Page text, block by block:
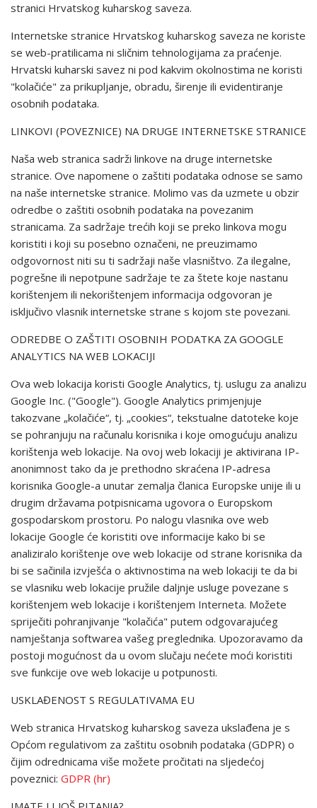
stranici Hrvatskog kuharskog saveza.
Internetske stranice Hrvatskog kuharskog saveza ne koriste
se web-pratilicama ni sličnim tehnologijama za praćenje.
Hrvatski kuharski savez ni pod kakvim okolnostima ne koristi
"kolačiće" za prikupljanje, obradu, širenje ili evidentiranje
osobnih podataka.
LINKOVI (POVEZNICE) NA DRUGE INTERNETSKE STRANICE
Naša web stranica sadrži linkove na druge internetske
stranice. Ove napomene o zaštiti podataka odnose se samo
na naše internetske stranice. Molimo vas da uzmete u obzir
odredbe o zaštiti osobnih podataka na povezanim
stranicama. Za sadržaje trećih koji se preko linkova mogu
koristiti i koji su posebno označeni, ne preuzimamo
odgovornost niti su ti sadržaji naše vlasništvo. Za ilegalne,
pogrešne ili nepotpune sadržaje te za štete koje nastanu
korištenjem ili nekorištenjem informacija odgovoran je
isključivo vlasnik internetske strane s kojom ste povezani.
ODREDBE O ZAŠTITI OSOBNIH PODATKA ZA GOOGLE
ANALYTICS NA WEB LOKACIJI
Ova web lokacija koristi Google Analytics, tj. uslugu za analizu
Google Inc. ("Google"). Google Analytics primjenjuje
takozvane „kolačiće“, tj. „cookies“, tekstualne datoteke koje
se pohranjuju na računalu korisnika i koje omogućuju analizu
korištenja web lokacije. Na ovoj web lokaciji je aktivirana IP-
anonimnost tako da je prethodno skraćena IP-adresa
korisnika Google-a unutar zemalja članica Europske unije ili u
drugim državama potpisnicama ugovora o Europskom
gospodarskom prostoru. Po nalogu vlasnika ove web
lokacije Google će koristiti ove informacije kako bi se
analiziralo korištenje ove web lokacije od strane korisnika da
bi se sačinila izvješća o aktivnostima na web lokaciji te da bi
se vlasniku web lokacije pružile daljnje usluge povezane s
korištenjem web lokacije i korištenjem Interneta. Možete
spriječiti pohranjivanje "kolačića" putem odgovarajućeg
namještanja softwarea vašeg preglednika. Upozoravamo da
postoji mogućnost da u ovom slučaju nećete moći koristiti
sve funkcije ove web lokacije u potpunosti.
USKLAĐENOST S REGULATIVAMA EU
Web stranica Hrvatskog kuharskog saveza ukslađena je s
Općom regulativom za zaštitu osobnih podataka (GDPR) o
čijim odrednicama više možete pročitati na sljedećoj
poveznici: GDPR (hr)